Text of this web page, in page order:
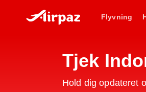
Flyvning
Tjek
Hold dig opdateret